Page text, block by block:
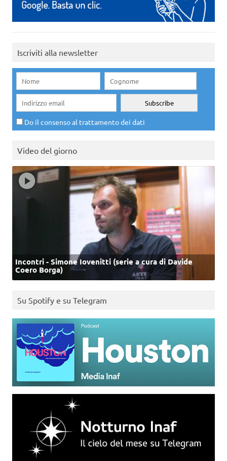
Iscriviti alla newsletter
Do il consenso al trattamento dei dati
Video del giorno
Incontri - Simone Iovenitti (serie a cura di Davide
Coero Borga)
Su Spotify e su Telegram